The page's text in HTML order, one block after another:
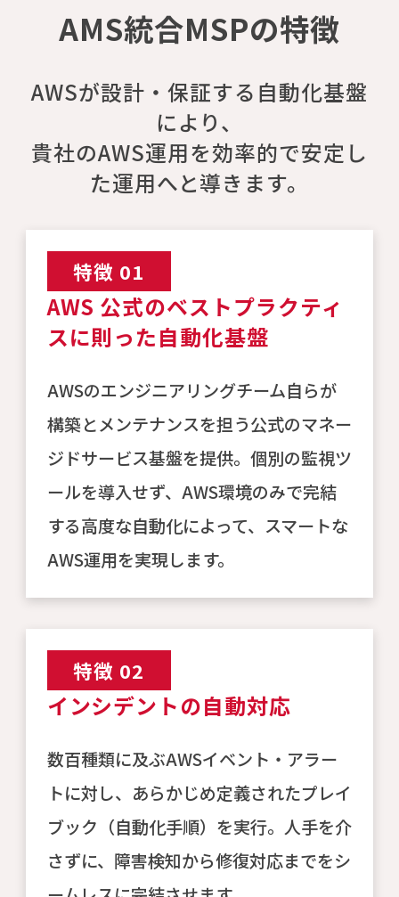
AMS統合MSPの特徴
AWSが設計・保証する自動化基盤
により、
貴社のAWS運用を効率的で安定し
た運用へと導きます。
特徴 01
AWS 公式のベストプラクティ
スに則った自動化基盤
AWSのエンジニアリングチーム自らが
構築とメンテナンスを担う公式のマネー
ジドサービス基盤を提供。個別の監視ツ
ールを導入せず、AWS環境のみで完結
する高度な自動化によって、スマートな
AWS運用を実現します。
特徴 02
インシデントの自動対応
数百種類に及ぶAWSイベント・アラー
トに対し、あらかじめ定義されたプレイ
ブック（自動化手順）を実行。人手を介
さずに、障害検知から修復対応までをシ